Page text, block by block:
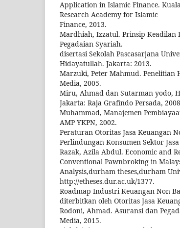
Application in Islamic Finance.
Research Academy for Islamic
Finance, 2013.
Mardhiah, Izzatul. Prinsip Keadilan
Pegadaian Syariah.
disertasi Sekolah Pascasarjana
Hidayatullah. Jakarta: 2013.
Marzuki, Peter Mahmud. Penelitian
Media, 2005.
Miru, Ahmad dan Sutarman yodo,
Jakarta: Raja Grafindo Persada,
Muhammad, Manajemen
AMP YKPN, 2002.
Peraturan Otoritas Jasa Keuangan
Perlindungan Konsumen Sektor
Razak, Azila Abdul. Economic and
Conventional Pawnbroking in
Analysis,durham theses,durham
http://etheses.dur.ac.uk/1377.
Roadmap Industri Keuangan Non
diterbitkan oleh Otoritas Jasa
Rodoni, Ahmad. Asuransi dan
Media, 2015.